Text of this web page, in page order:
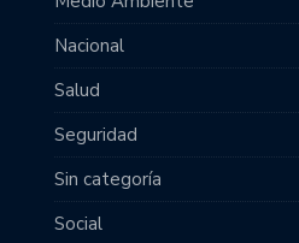
Nacional
Salud
Seguridad
Sin categoría
Social